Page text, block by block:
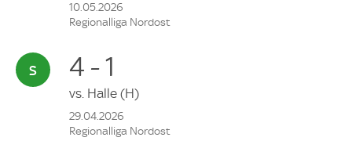
10.05.2026
Regionalliga Nordost
4 - 1
vs. Halle (H)
29.04.2026
Regionalliga Nordost